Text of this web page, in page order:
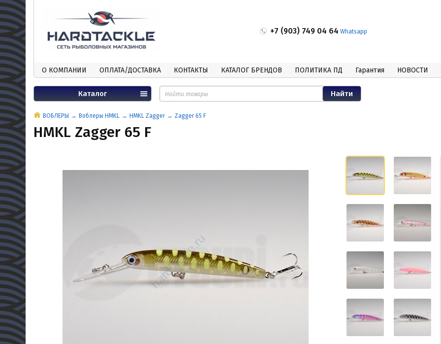
+7 (903) 749 04 64 Whatsapp
О КОМПАНИИ ОПЛАТА/ДОСТАВКА КОНТАКТЫ КАТАЛОГ БРЕНДОВ ПОЛИТИКА ПД Гарантия НОВОСТИ
Каталог
ВОБЛЕРЫ Воблеры HMKL HMKL Zagger Zagger 65 F
HMKL Zagger 65 F